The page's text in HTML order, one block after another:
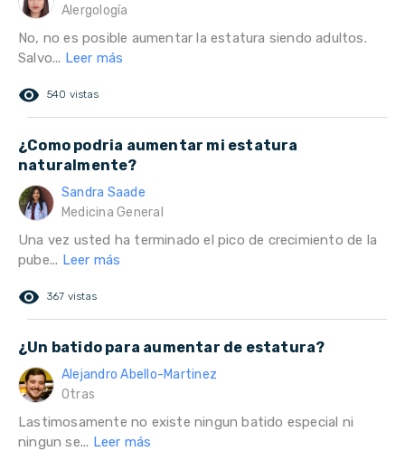
Alergología
No, no es posible aumentar la estatura siendo adultos.
Salvo... Leer más
remove_red_eye 540 vistas
¿Como podria aumentar mi estatura
naturalmente?
Sandra Saade
Medicina General
Una vez usted ha terminado el pico de crecimiento de la
pube... Leer más
remove_red_eye 367 vistas
¿Un batido para aumentar de estatura?
Alejandro Abello-Martinez
Otras
Lastimosamente no existe ningun batido especial ni
ningun se... Leer más